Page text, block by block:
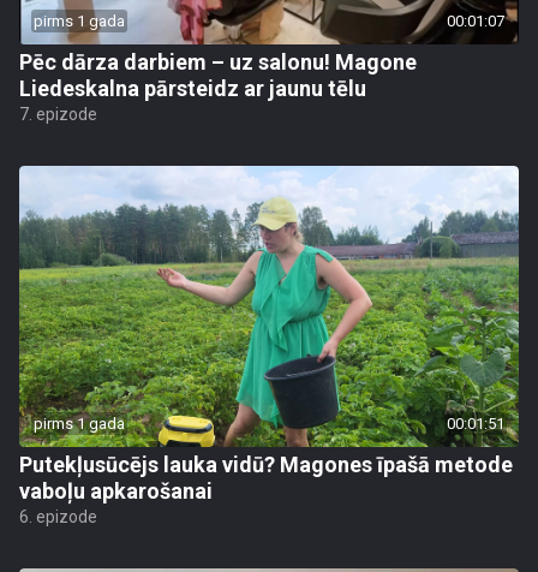
pirms 1 gada 00:01:07
Pēc dārza darbiem – uz salonu! Magone
Liedeskalna pārsteidz ar jaunu tēlu
7. epizode
pirms 1 gada 00:01:51
Putekļusūcējs lauka vidū? Magones īpašā metode
vaboļu apkarošanai
6. epizode